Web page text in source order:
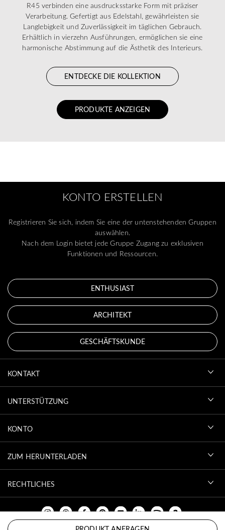
R45 verbinden eine ausdrucksstarke Form mit präziser
Verarbeitung. Gefertigt aus Edelstahl, gewährleisten sie
Langlebigkeit und Zuverlässigkeit im täglichen Gebrauch.
Erhältlich in vierzehn Ausführungen, ermöglichen sie eine
harmonische Abstimmung auf die Ästhetik des Interieurs.
ENTDECKE DIE KOLLEKTION
PRODUKTE ANZEIGEN
KONTO ERSTELLEN
Registrieren Sie sich, indem Sie eine der untenstehenden Gruppen
auswählen.
Nach dem Login bietet jede Gruppe Zugang zu exklusiven
Funktionen und Ressourcen.
ENTHUSIAST
ARCHITEKT
GESCHÄFTSKUNDE
KONTAKT
UNTERSTÜTZUNG
KONTO
ZUM HERUNTERLADEN
RECHTLICHES